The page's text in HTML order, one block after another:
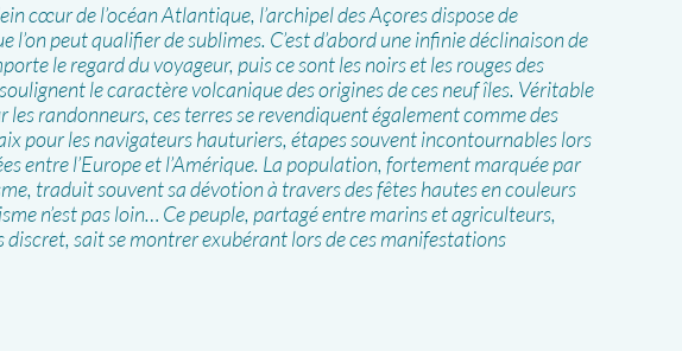
cœur de l’océan Atlantique, l’archipel des Açores dispose de
l’on peut qualifier de sublimes. C’est d’abord une infinie déclinaison de
le regard du voyageur, puis ce sont les noirs et les rouges des
le caractère volcanique des origines de ces neuf îles. Véritable
les randonneurs, ces terres se revendiquent également comme des
pour les navigateurs hauturiers, étapes souvent incontournables lors
entre l’Europe et l’Amérique. La population, fortement marquée par
traduit souvent sa dévotion à travers des fêtes hautes en couleurs
n’est pas loin… Ce peuple, partagé entre marins et agriculteurs,
discret, sait se montrer exubérant lors de ces manifestations